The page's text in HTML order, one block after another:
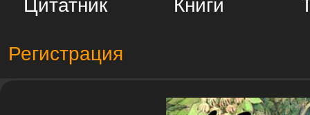
Цитатник Книги
Регистрация